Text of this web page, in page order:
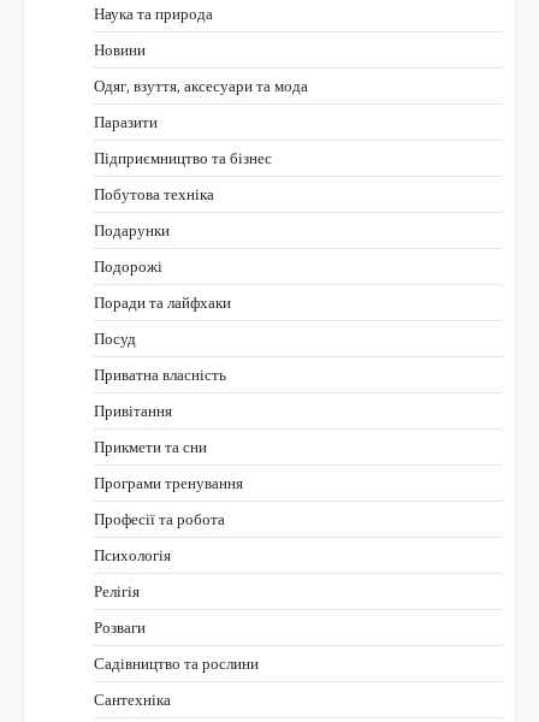
Наука та природа
Новини
Одяг, взуття, аксесуари та мода
Паразити
Підприємництво та бізнес
Побутова техніка
Подарунки
Подорожі
Поради та лайфхаки
Посуд
Приватна власність
Привітання
Прикмети та сни
Програми тренування
Професії та робота
Психологія
Релігія
Розваги
Садівництво та рослини
Сантехніка